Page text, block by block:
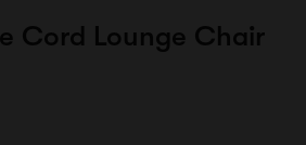
Cord Lounge Chair